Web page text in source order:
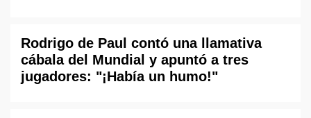
Rodrigo de Paul contó una llamativa
cábala del Mundial y apuntó a tres
jugadores: "¡Había un humo!"